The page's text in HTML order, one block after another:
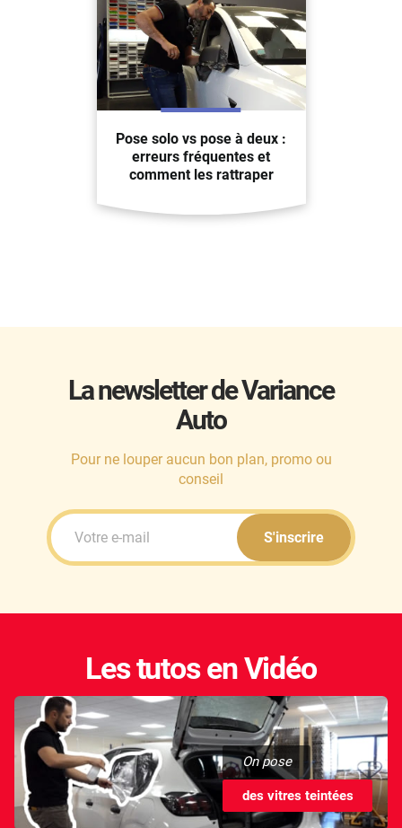
Pose solo vs pose à deux :
erreurs fréquentes et
comment les rattraper
La newsletter de Variance
Auto
Pour ne louper aucun bon plan, promo ou
conseil
S'inscrire
Les tutos en Vidéo
On pose
des vitres teintées